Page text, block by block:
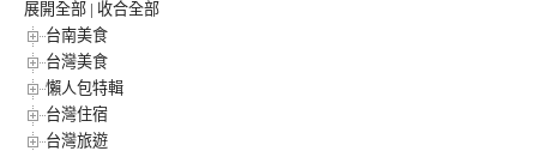
展開全部 | 收合全部
台南美食
台灣美食
懶人包特輯
台灣住宿
台灣旅遊